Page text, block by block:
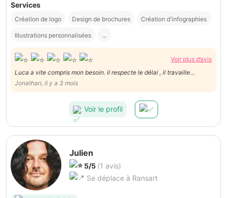
Services
Création de logo Design de brochures Création d'infographies
Illustrations personnalisées ...
Voir plus d’avis
Luca a vite compris mon besoin. il respecte le délai , il travaille
excessivement bien. Il est structuré et archi-pro .Bref, je recommande
vivement Luca qui en plus de tout est extrêmement sympathique.
Jonathan, il y a 3 mois
Voir le profil
Julien
5/5 (1 avis)
Se déplace à Ransart